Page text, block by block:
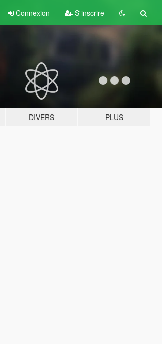
Connexion S'inscrire
DIVERS PLUS